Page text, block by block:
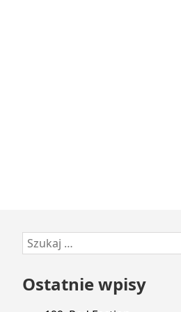
Przejdź
do
Szukaj:
Ostatnie wpisy